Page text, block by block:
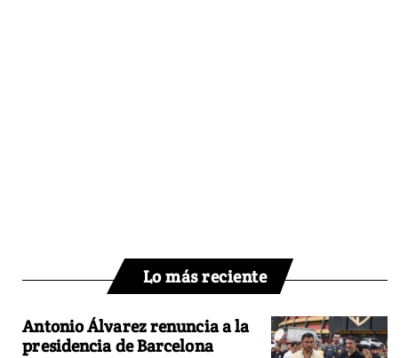
Lo más reciente
Antonio Álvarez renuncia a la
presidencia de Barcelona